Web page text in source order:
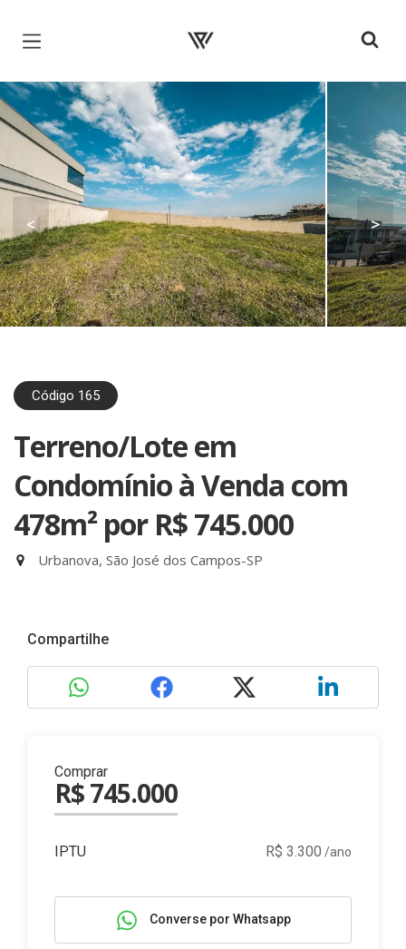
Página inicial
< >
Código 165
Terreno/Lote em
Condomínio à Venda com
478m² por R$ 745.000
Urbanova, São José dos Campos-SP
Compartilhe
Comprar
R$ 745.000
IPTU R$ 3.300 /ano
Converse por Whatsapp